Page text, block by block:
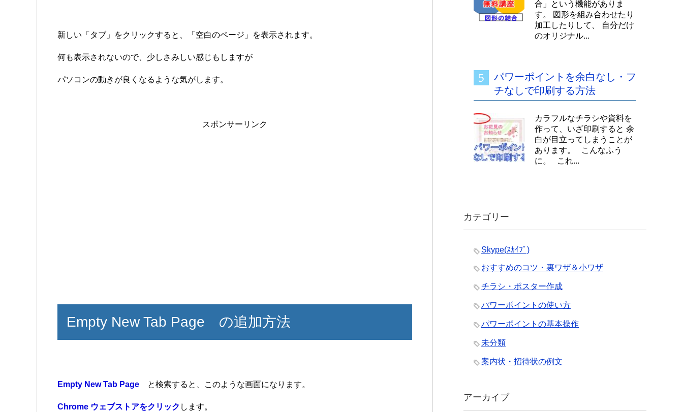
新しい「タブ」をクリックすると、「空白のページ」を表示されます。
何も表示されないので、少しさみしい感じもしますが
パソコンの動きが良くなるような気がします。
スポンサーリンク
Empty New Tab Page の追加方法
Empty New Tab Page と検索すると、このような画面になります。
Chrome ウェブストアをクリック します。
合」という機能がありま
す。 図形を組み合わせたり
加工したりして、 自分だけ
のオリジナル...
パワーポイントを余白なし・フ
チなしで印刷する方法
カラフルなチラシや資料を
作って、いざ印刷すると 余
白が目立ってしまうことが
あります。 こんなふう
に。 これ...
カテゴリー
Skype(ｽｶｲﾌﾟ)
おすすめのコツ・裏ワザ＆小ワザ
チラシ・ポスター作成
パワーポイントの使い方
パワーポイントの基本操作
未分類
案内状・招待状の例文
アーカイブ